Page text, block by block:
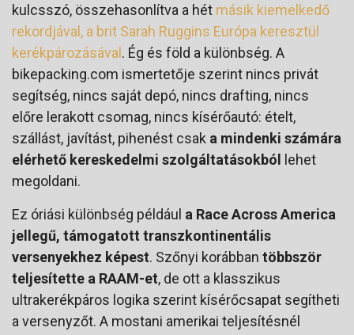
kulcsszó, összehasonlítva a hét másik kiemelkedő
rekordjával, a brit Sarah Ruggins Európa keresztül
kerékpározásával . Ég és föld a különbség. A
bikepacking.com ismertetője szerint nincs privát
segítség, nincs saját depó, nincs drafting, nincs
előre lerakott csomag, nincs kísérőautó: ételt,
szállást, javítást, pihenést csak a mindenki számára
elérhető kereskedelmi szolgáltatásokból
lehet
megoldani.
Ez óriási különbség például a Race Across America
jellegű, támogatott transzkontinentális
versenyekhez képest. Szőnyi korábban többször
teljesítette a RAAM-et, de ott a klasszikus
ultrakerékpáros logika szerint kísérőcsapat segítheti
a versenyzőt. A mostani amerikai teljesítésnél